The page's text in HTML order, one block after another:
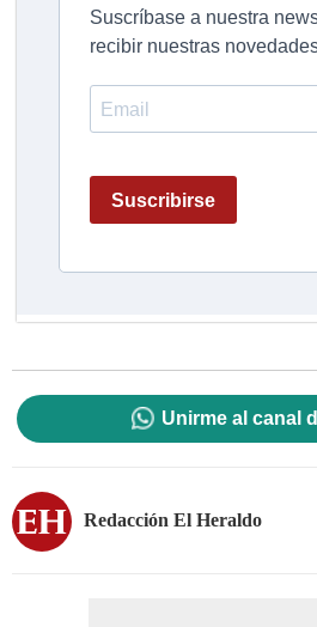
Unirme al canal
Redacción El Heraldo